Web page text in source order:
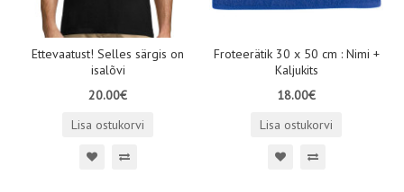
Ettevaatust! Selles särgis on
isalõvi
20.00€
Lisa ostukorvi
Froteerätik 30 x 50 cm : Nimi +
Kaljukits
18.00€
Lisa ostukorvi